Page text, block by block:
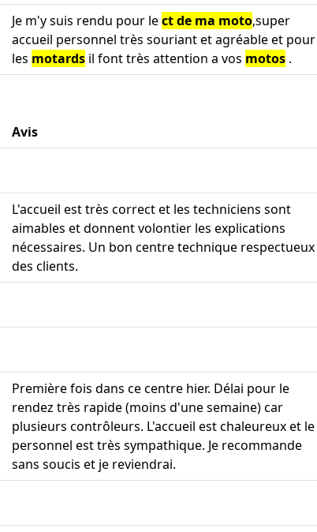
Je m'y suis rendu pour lect de ma moto,super
accueil personnel très souriant et agréable et pour
les motards il font très attention a vos motos .
Avis
L'accueil est très correct et les techniciens sont
aimables et donnent volontier les explications
nécessaires. Un bon centre technique respectueux
des clients.
Première fois dans ce centre hier. Délai pour le
rendez très rapide (moins d'une semaine) car
plusieurs contrôleurs. L'accueil est chaleureux et le
personnel est très sympathique. Je recommande
sans soucis et je reviendrai.